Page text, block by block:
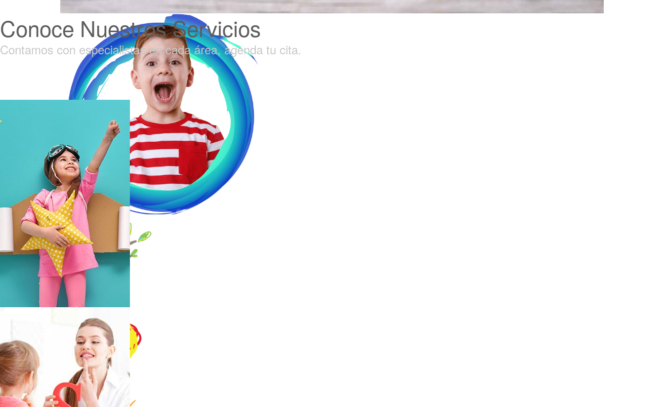
Conoce Nuestros Servicios
Contamos con especialistas en cada área, agenda tu cita.